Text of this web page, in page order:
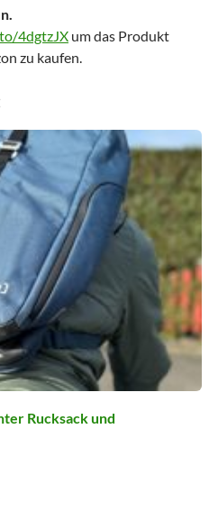
4dgtzJX um das Produkt
zu kaufen.
Rucksack und